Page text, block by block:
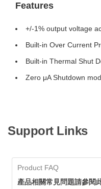
Features
+/-1% output voltage
Built-in Over Current
Built-in Thermal Shut
Zero μA Shutdown
Support Links
Product FAQ
產品相關常見問題請參閱